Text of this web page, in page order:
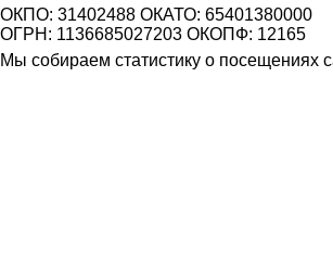
ОКПО: 31402488 ОКАТО: 65401380000
ОГРН: 1136685027203 ОКОПФ: 12165
Мы собираем статистику о посещениях